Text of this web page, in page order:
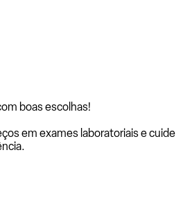
boas escolhas!
em exames laboratoriais e cuide